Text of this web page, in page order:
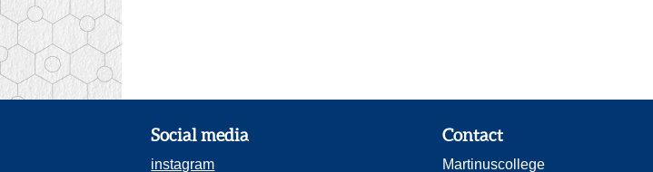
Social media
instagram
Contact
Martinuscollege